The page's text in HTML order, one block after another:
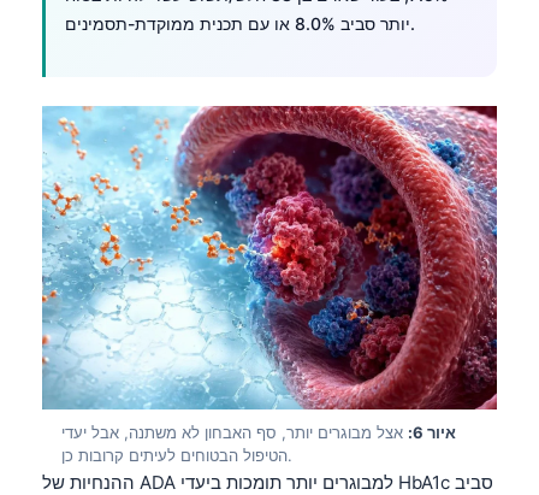
יותר סביב 8.0% או עם תכנית ממוקדת-תסמינים.
איור 6:
אצל מבוגרים יותר, סף האבחון לא משתנה, אבל יעדי
הטיפול הבטוחים לעיתים קרובות כן.
ההנחיות של ADA למבוגרים יותר תומכות ביעדי HbA1c סביב